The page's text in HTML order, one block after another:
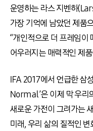
운영하는 라스 지벤하
가장 기억에 남았던 제품
“개인적으로 더 프레임이
어우러지는 매력적인 제
IFA 2017에서 언급한 삼
Normal’은 이제 막 우리
새로운 가전이 그려가는
미래, 우리 삶의 질적인 변